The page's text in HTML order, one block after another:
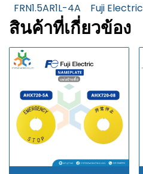
FRN1.5AR1L-4A Fuji Electric
สินค้าที่เกี่ยวข้อง